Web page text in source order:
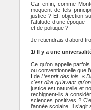
Car enfin, comme
moquent de tels
justice ? Et, objection
l’attitude d’une époque
et de politique ?
Je retiendrais d’abord
1/ Il y a une
Ce qu’on appelle
ou conventionnelle que
I deL’esprit des lois. «
c'est dire qu'avant
justice est naturelle et
rechignent-ils à
sciences positives ?
l’année scolaire. Il